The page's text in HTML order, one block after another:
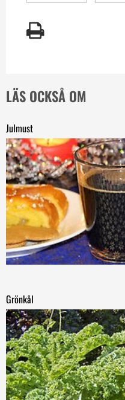
LÄS OCKSÅ OM
Julmust
Grönkål